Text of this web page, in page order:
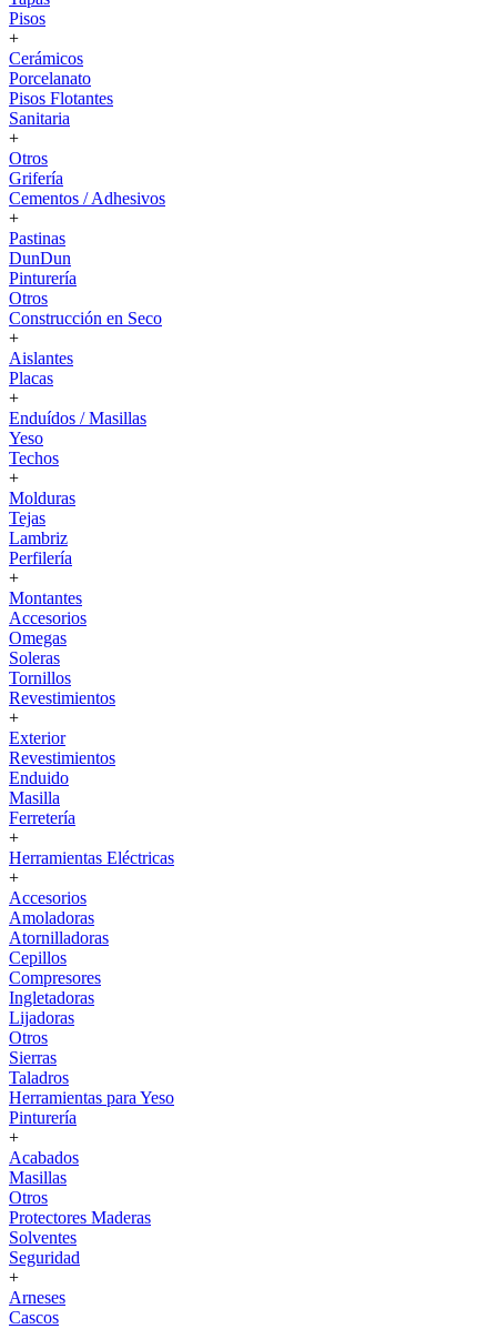
Pisos
+
Cerámicos
Porcelanato
Pisos Flotantes
Sanitaria
+
Otros
Grifería
Cementos / Adhesivos
+
Pastinas
DunDun
Pinturería
Otros
Construcción en Seco
+
Aislantes
Placas
+
Enduídos / Masillas
Yeso
Techos
+
Molduras
Tejas
Lambriz
Perfilería
+
Montantes
Accesorios
Omegas
Soleras
Tornillos
Revestimientos
+
Exterior
Revestimientos
Enduido
Masilla
Ferretería
+
Herramientas Eléctricas
+
Accesorios
Amoladoras
Atornilladoras
Cepillos
Compresores
Ingletadoras
Lijadoras
Otros
Sierras
Taladros
Herramientas para Yeso
Pinturería
+
Acabados
Masillas
Otros
Protectores Maderas
Solventes
Seguridad
+
Arneses
Cascos